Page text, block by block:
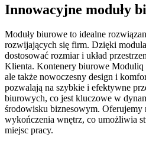
Innowacyjne moduły
Moduły biurowe to idealne
rozwijających się firm. Dzięki
dostosować rozmiar i układ
Klienta. Kontenery biurowe
ale także nowoczesny design i
pozwalają na szybkie i efektywne
biurowych, co jest kluczowe w
środowisku biznesowym. Oferujemy
wykończenia wnętrz, co umożliwia
miejsc pracy.